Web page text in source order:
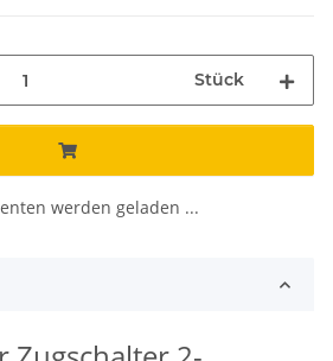
Stück
werden geladen ...